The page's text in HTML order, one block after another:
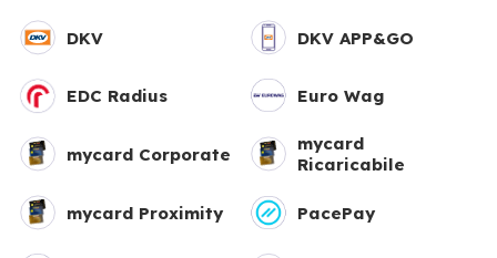
DKV DKV APP&GO
EDC Radius Euro Wag
mycard Corporate
mycard
Ricaricabile
mycard Proximity PacePay